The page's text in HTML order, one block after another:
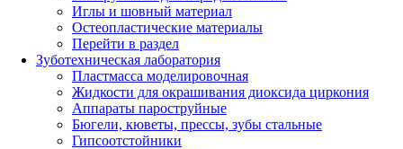
Иглы и шовный материал
Остеопластические материалы
Перейти в раздел
Зуботехническая лаборатория
Пластмасса моделировочная
Жидкости для окрашивания диоксида циркония
Аппараты пароструйные
Бюгели, кюветы, прессы, зубы стальные
Гипсоотстойники